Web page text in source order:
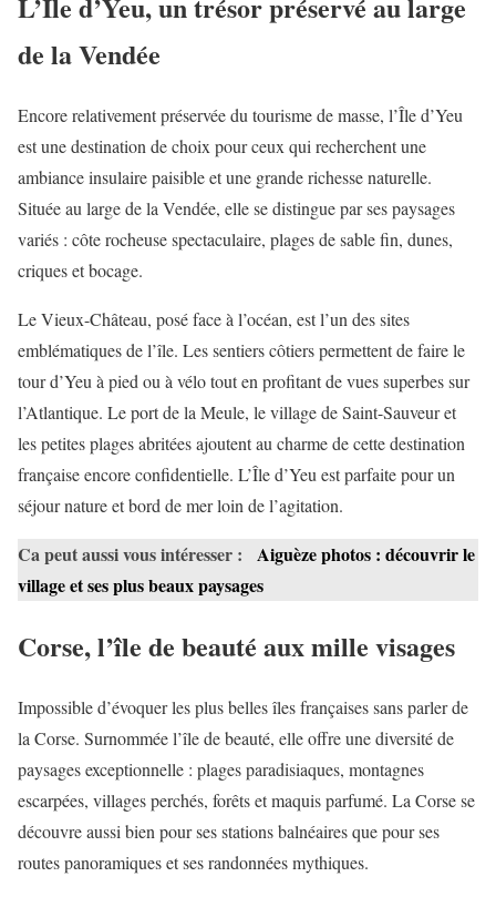
de la Vendée
Encore relativement préservée du tourisme de masse, l’Île d’Yeu
est une destination de choix pour ceux qui recherchent une
ambiance insulaire paisible et une grande richesse naturelle.
Située au large de la Vendée, elle se distingue par ses paysages
variés : côte rocheuse spectaculaire, plages de sable fin, dunes,
criques et bocage.
Le Vieux-Château, posé face à l’océan, est l’un des sites
emblématiques de l’île. Les sentiers côtiers permettent de faire le
tour d’Yeu à pied ou à vélo tout en profitant de vues superbes sur
l’Atlantique. Le port de la Meule, le village de Saint-Sauveur et
les petites plages abritées ajoutent au charme de cette destination
française encore confidentielle. L’Île d’Yeu est parfaite pour un
séjour nature et bord de mer loin de l’agitation.
Ca peut aussi vous intéresser :
Aiguèze photos : découvrir le
village et ses plus beaux paysages
Corse, l’île de beauté aux mille visages
Impossible d’évoquer les plus belles îles françaises sans parler de
la Corse. Surnommée l’île de beauté, elle offre une diversité de
paysages exceptionnelle : plages paradisiaques, montagnes
escarpées, villages perchés, forêts et maquis parfumé. La Corse se
découvre aussi bien pour ses stations balnéaires que pour ses
routes panoramiques et ses randonnées mythiques.